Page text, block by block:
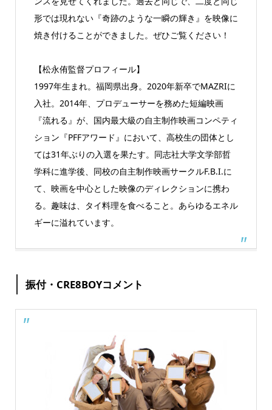
形では現れない『奇跡のような一瞬の輝き』を映像に
焼き付けることができました。ぜひご覧ください！
【松永侑監督プロフィール】
1997年生まれ。福岡県出身。2020年新卒でMAZRIに
入社。2014年、プロデューサーを務めた短編映画
『流れる』が、国内最大級の自主制作映画コンペティ
ション『PFFアワード』において、高校生の団体とし
ては31年ぶりの入選を果たす。同志社大学文学部哲
学科に進学後、同校の自主制作映画サークルF.B.I.に
て、映画を中心とした映像のディレクションに携わ
る。趣味は、タイ料理を食べること。あらゆるエネル
ギーに溢れています。
振付・CRE8BOYコメント